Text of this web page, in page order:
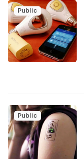
Public
Public